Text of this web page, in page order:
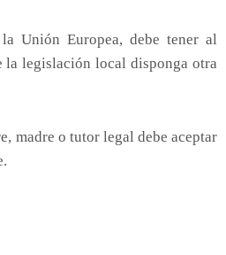
Unión Europea, debe tener al
la legislación local disponga otra
madre o tutor legal debe aceptar